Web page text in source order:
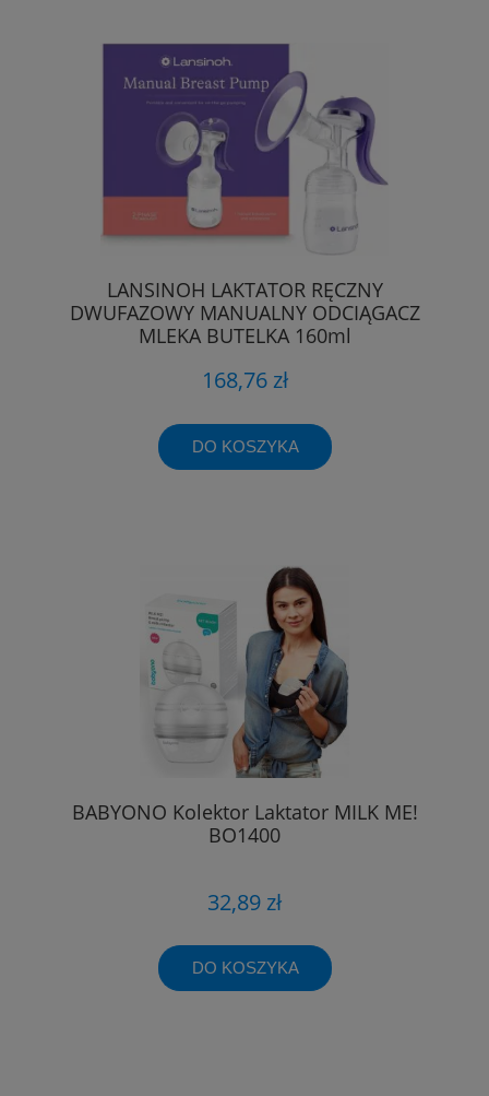
LANSINOH LAKTATOR RĘCZNY
DWUFAZOWY MANUALNY ODCIĄGACZ
MLEKA BUTELKA 160ml
168,76 zł
DO KOSZYKA
BABYONO Kolektor Laktator MILK ME!
BO1400
32,89 zł
DO KOSZYKA